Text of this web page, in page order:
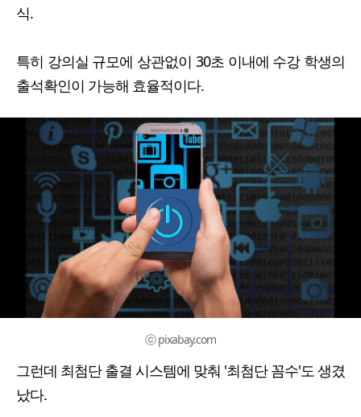
식.
특히 강의실 규모에 상관없이 30초 이내에 수강 학생의
출석확인이 가능해 효율적이다.
ⓒ pixabay.com
그런데 최첨단 출결 시스템에 맞춰 '최첨단 꼼수'도 생겼
났다.